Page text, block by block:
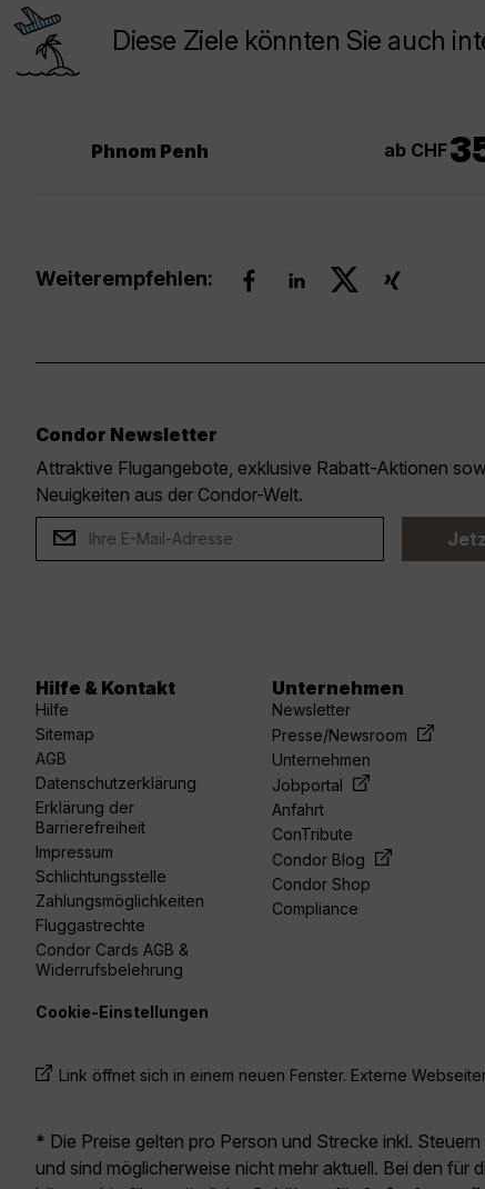
Diese Ziele könnten Sie auch
Phnom Penh ab CHF
Weiterempfehlen:
Condor Newsletter
Attraktive Flugangebote, exklusive Rabatt-Aktionen
Neuigkeiten aus der Condor-Welt.
Hilfe & Kontakt
Hilfe
Sitemap
AGB
Datenschutzerklärung
Erklärung der
Barrierefreiheit
Impressum
Schlichtungsstelle
Zahlungsmöglichkeiten
Fluggastrechte
Condor Cards AGB &
Widerrufsbelehrung
Unternehmen
Newsletter
Presse/Newsroom
Unternehmen
Jobportal
Anfahrt
ConTribute
Condor Blog
Condor Shop
Compliance
Cookie-Einstellungen
Link öffnet sich in einem neuen Fenster. Externe
* Die Preise gelten pro Person und Strecke inkl.
und sind möglicherweise nicht mehr aktuell. Bei den für